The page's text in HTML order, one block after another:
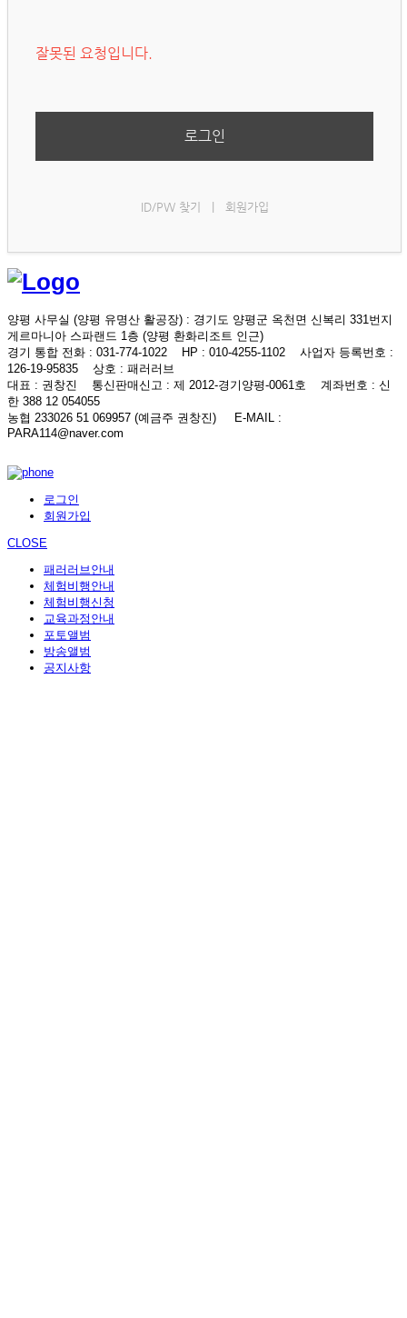
잘못된 요청입니다.
로그인
ID/PW 찾기 | 회원가입
양평 사무실 (양평 유명산 활공장) : 경기도 양평군 옥천면 신복리 331번지
게르마니아 스파랜드 1층 (양평 환화리조트 인근)
경기 통합 전화 : 031-774-1022 HP : 010-4255-1102 사업자 등록번호 :
126-19-95835 상호 : 패러러브
대표 : 권창진 통신판매신고 : 제 2012-경기양평-0061호 계좌번호 : 신
한 388 12 054055
농협 233026 51 069957 (예금주 권창진)
E-MAIL :
PARA114@naver.com
로그인
회원가입
CLOSE
패러러브안내
체험비행안내
체험비행신청
교육과정안내
포토앨범
방송앨범
공지사항